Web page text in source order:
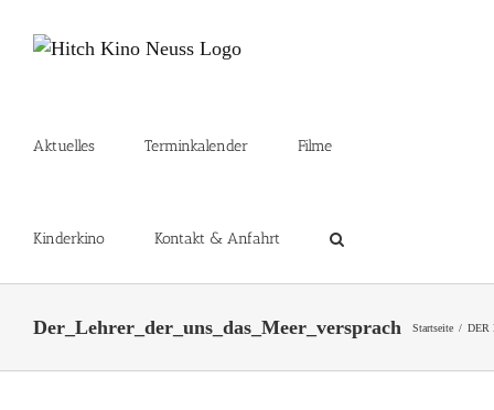
Inhalt
Aktuelles Terminkalender Filme
Kinderkino Kontakt & Anfahrt
Der_Lehrer_der_uns_das_Meer_versprach Startseite DER